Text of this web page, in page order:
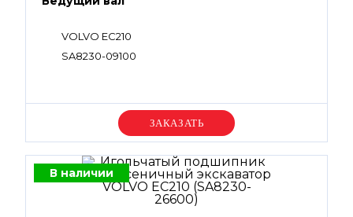
VOLVO EC210
SA8230-09100
Уточняйте цену
В наличии